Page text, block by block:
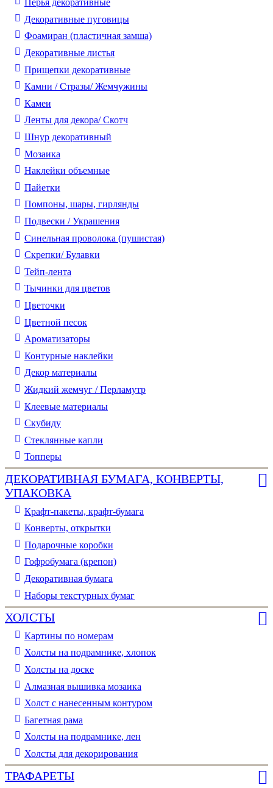
Перья декоративные
Декоративные пуговицы
Фоамиран (пластичная замша)
Декоративные листья
Прищепки декоративные
Камни / Cтразы/ Жемчужины
Камеи
Ленты для декора/ Скотч
Шнур декоративный
Мозаика
Наклейки объемные
Пайетки
Помпоны, шары, гирлянды
Подвески / Украшения
Синельная проволока (пушистая)
Скрепки/ Булавки
Тейп-лента
Тычинки для цветов
Цветочки
Цветной песок
Ароматизаторы
Контурные наклейки
Декор материалы
Жидкий жемчуг / Перламутр
Клеевые материалы
Скубиду
Стеклянные капли
Топперы
ДЕКОРАТИВНАЯ БУМАГА, КОНВЕРТЫ,
УПАКОВКА
Крафт-пакеты, крафт-бумага
Конверты, открытки
Подарочные коробки
Гофробумага (крепон)
Декоративная бумага
Наборы текстурных бумаг
ХОЛСТЫ
Картины по номерам
Холсты на подрамнике, хлопок
Холсты на доске
Алмазная вышивка мозаика
Холст с нанесенным контуром
Багетная рама
Холсты на подрамнике, лен
Холсты для декорирования
ТРАФАРЕТЫ